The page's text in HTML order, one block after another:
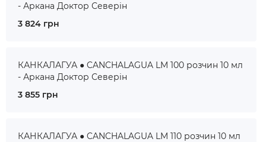
- Аркана Доктор Северін
3 824 грн
КАНКАЛАГУА ● CANCHALAGUA LM 100 розчин 10 мл
- Аркана Доктор Северін
3 855 грн
КАНКАЛАГУА ● CANCHALAGUA LM 110 розчин 10 мл